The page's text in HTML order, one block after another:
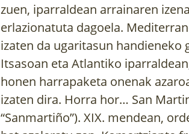
zuen, iparraldean arrainaren
erlazionatuta dagoela.
izaten da ugaritasun handieneko
Itsasoan eta Atlantiko
honen harrapaketa onenak
izaten dira. Horra hor… San
“Sanmartiño”). XIX. mendean,